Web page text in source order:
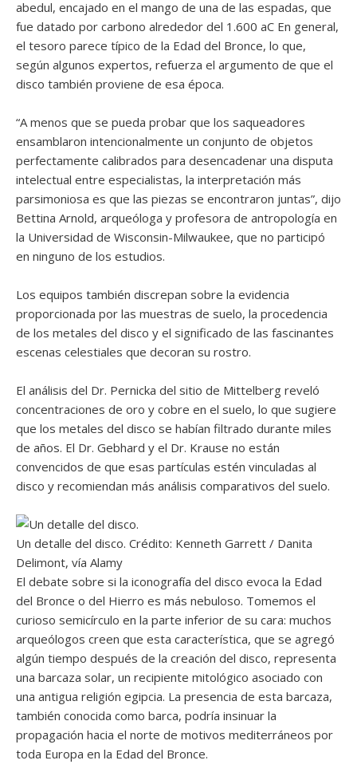
abedul, encajado en el mango de una de las espadas, que
fue datado por carbono alrededor del 1.600 aC En general,
el tesoro parece típico de la Edad del Bronce, lo que,
según algunos expertos, refuerza el argumento de que el
disco también proviene de esa época.
“A menos que se pueda probar que los saqueadores
ensamblaron intencionalmente un conjunto de objetos
perfectamente calibrados para desencadenar una disputa
intelectual entre especialistas, la interpretación más
parsimoniosa es que las piezas se encontraron juntas”, dijo
Bettina Arnold, arqueóloga y profesora de antropología en
la Universidad de Wisconsin-Milwaukee, que no participó
en ninguno de los estudios.
Los equipos también discrepan sobre la evidencia
proporcionada por las muestras de suelo, la procedencia
de los metales del disco y el significado de las fascinantes
escenas celestiales que decoran su rostro.
El análisis del Dr. Pernicka del sitio de Mittelberg reveló
concentraciones de oro y cobre en el suelo, lo que sugiere
que los metales del disco se habían filtrado durante miles
de años. El Dr. Gebhard y el Dr. Krause no están
convencidos de que esas partículas estén vinculadas al
disco y recomiendan más análisis comparativos del suelo.
Un detalle del disco. Crédito: Kenneth Garrett / Danita
Delimont, vía Alamy
El debate sobre si la iconografía del disco evoca la Edad
del Bronce o del Hierro es más nebuloso. Tomemos el
curioso semicírculo en la parte inferior de su cara: muchos
arqueólogos creen que esta característica, que se agregó
algún tiempo después de la creación del disco, representa
una barcaza solar, un recipiente mitológico asociado con
una antigua religión egipcia. La presencia de esta barcaza,
también conocida como barca, podría insinuar la
propagación hacia el norte de motivos mediterráneos por
toda Europa en la Edad del Bronce.